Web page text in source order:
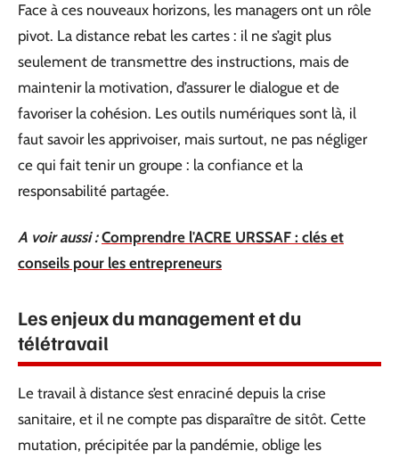
Face à ces nouveaux horizons, les managers ont un rôle
pivot. La distance rebat les cartes : il ne s’agit plus
seulement de transmettre des instructions, mais de
maintenir la motivation, d’assurer le dialogue et de
favoriser la cohésion. Les outils numériques sont là, il
faut savoir les apprivoiser, mais surtout, ne pas négliger
ce qui fait tenir un groupe : la confiance et la
responsabilité partagée.
A voir aussi : Comprendre l'ACRE URSSAF : clés et
conseils pour les entrepreneurs
Les enjeux du management et du
télétravail
Le travail à distance s’est enraciné depuis la crise
sanitaire, et il ne compte pas disparaître de sitôt. Cette
mutation, précipitée par la pandémie, oblige les